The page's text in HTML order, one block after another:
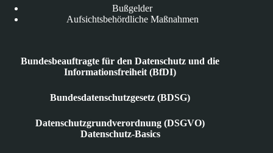
Bußgelder
Aufsichtsbehördliche Maßnahmen
Bundesbeauftragte für den Datenschutz und die
Informationsfreiheit (BfDI)
Bundesdatenschutzgesetz (BDSG)
Datenschutzgrundverordnung (DSGVO)
Datenschutz-Basics